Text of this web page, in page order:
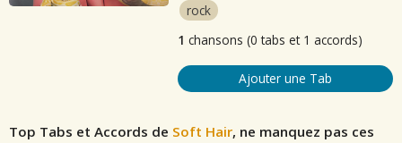
rock
1 chansons (0 tabs et 1 accords)
Ajouter une Tab
Top Tabs et Accords de Soft Hair, ne manquez pas ces